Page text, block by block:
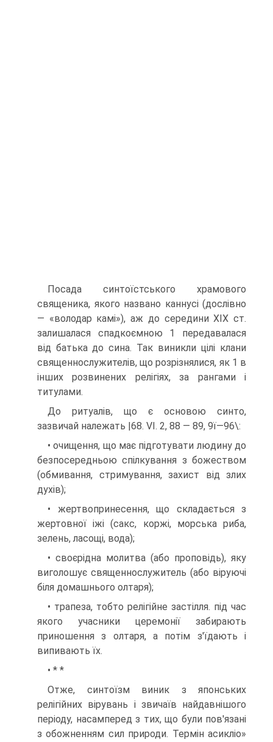
Посада синтоїстського храмового
священика, якого названо каннусі (до­слівно
— «володар камі»), аж до середини XIX ст.
залишалася спадкоємною 1 передавалася
від батька до сина. Так виникли цілі клани
священнослужителів, що розрізнялися, як 1 в
інших розвинених релігіях, за рангами і
титулами.
До ритуалів, що є основою синто,
зазвичай належать |68. VI. 2, 88 — 89, 9ї—96\:
• очищення, що має підготувати людину до
безпосередньою спілкуван­ня з божеством
(обмивання, стримування, захист від злих
духів);
• жертвопринесення, що складається з
жертовної іжі (сакс, коржі, мор­ська риба,
зелень, ласощі, вода);
• своєрідна молитва (або проповідь), яку
виголошує священнослужитель (або віруючі
біля домашнього олтаря);
• трапеза, тобто релігійне застілля. під час
якого учасники церемонії за­бирають
приношення з олтаря, а потім з'їдають і
випивають їх.
• * *
Отже, синтоїзм виник з японських
релігійних вірувань і звичаїв найдавнішого
періоду, насамперед з тих, що були пов'язані
з обожненням сил природи. Термін асикліо»